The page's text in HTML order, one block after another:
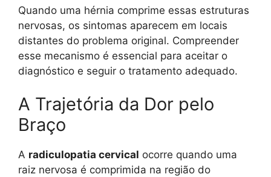
Quando uma hérnia comprime essas estruturas
nervosas, os sintomas aparecem em locais
distantes do problema original. Compreender
esse mecanismo é essencial para aceitar o
diagnóstico e seguir o tratamento adequado.
A Trajetória da Dor pelo
Braço
A radiculopatia cervical ocorre quando uma
raiz nervosa é comprimida na região do